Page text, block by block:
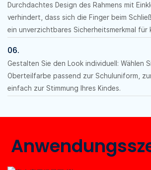
Durchdachtes Design des Rahmens mit
verhindert, dass sich die Finger beim
ein unverzichtbares Sicherheitsmerkmal für
06.
Gestalten Sie den Look individuell: Wählen
Oberteilfarbe passend zur Schuluniform,
einfach zur Stimmung Ihres Kindes.